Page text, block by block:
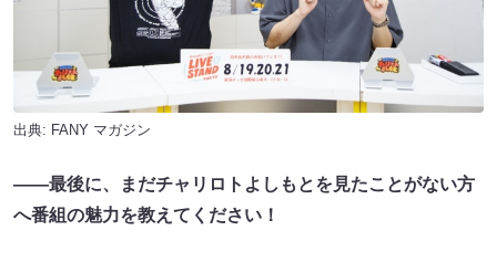
出典: FANY マガジン
――最後に、まだチャリロトよしもとを見たことがない方
へ番組の魅力を教えてください！